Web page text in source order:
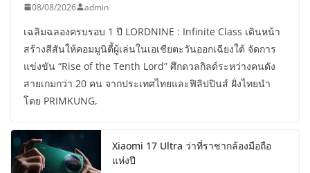
08/08/2026 admin
เฉลิมฉลองครบรอบ 1 ปี LORDNINE : Infinite Class เดินหน้า
สร้างสีสันให้คอมมูนิตี้ผู้เล่นในเอเชียตะวันออกเฉียงใต้ จัดการ
แข่งขัน “Rise of the Tenth Lord” ศึกดวลกิลด์ระหว่างคนดัง
สายเกมกว่า 20 คน จากประเทศไทยและฟิลิปปินส์ ฝั่งไทยนำ
โดย PRIMKUNG,
Xiaomi 17 Ultra ว่าที่ราชากล้องมือถือ
แห่งปี